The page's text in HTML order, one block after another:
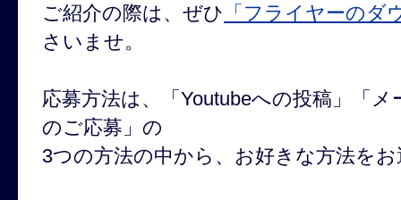
ご紹介の際は、ぜひ 「フライヤーのダ
さいませ。
応募方法は、「Youtubeへの投稿」「
のご応募」の
3つの方法の中から、お好きな方法を